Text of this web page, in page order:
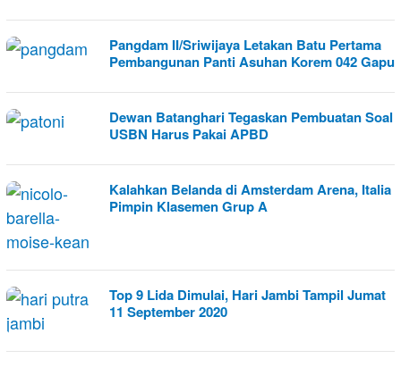
Pangdam II/Sriwijaya Letakan Batu Pertama
Pembangunan Panti Asuhan Korem 042 Gapu
Dewan Batanghari Tegaskan Pembuatan Soal
USBN Harus Pakai APBD
Kalahkan Belanda di Amsterdam Arena, Italia
Pimpin Klasemen Grup A
Top 9 Lida Dimulai, Hari Jambi Tampil Jumat
11 September 2020